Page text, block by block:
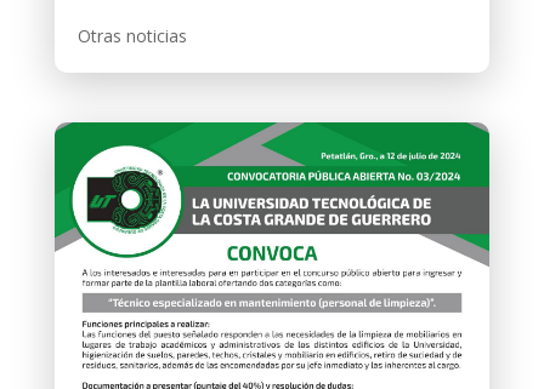
Otras noticias